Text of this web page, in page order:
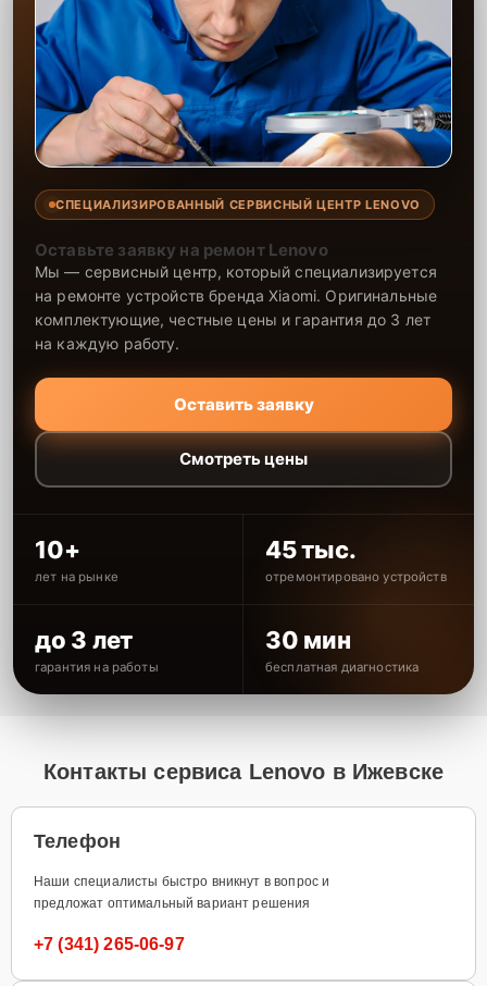
СПЕЦИАЛИЗИРОВАННЫЙ СЕРВИСНЫЙ ЦЕНТР LENOVO
Оставьте заявку на ремонт Lenovo
Мы — сервисный центр, который специализируется
на ремонте устройств бренда Xiaomi. Оригинальные
комплектующие, честные цены и гарантия до 3 лет
на каждую работу.
Оставить заявку
Смотреть цены
10+
лет на рынке
45 тыс.
отремонтировано устройств
до 3 лет
гарантия на работы
30 мин
бесплатная диагностика
Контакты сервиса Lenovo в Ижевске
Телефон
Наши специалисты быстро вникнут в вопрос и
предложат оптимальный вариант решения
+7 (341) 265-06-97